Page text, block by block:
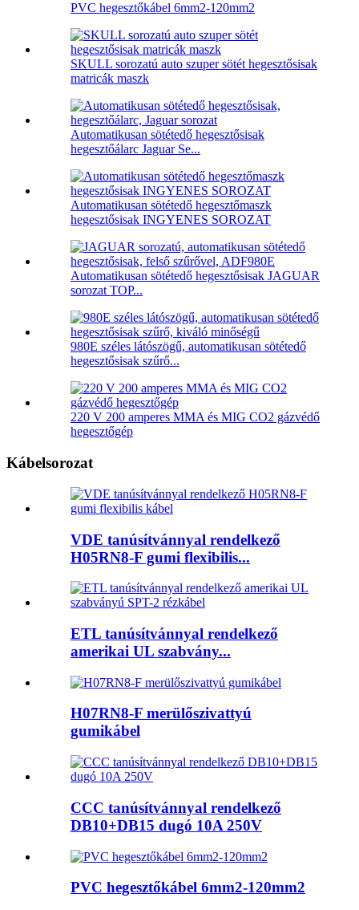
PVC hegesztőkábel 6mm2-120mm2
SKULL sorozatú auto szuper sötét hegesztősisak
matricák maszk
Automatikusan sötétedő hegesztősisak
hegesztőálarc Jaguar Se...
Automatikusan sötétedő hegesztőmaszk
hegesztősisak INGYENES SOROZAT
Automatikusan sötétedő hegesztősisak JAGUAR
sorozat TOP...
980E széles látószögű, automatikusan sötétedő
hegesztősisak szűrő...
220 V 200 amperes MMA és MIG CO2 gázvédő
hegesztőgép
Kábelsorozat
VDE tanúsítvánnyal rendelkező
H05RN8-F gumi flexibilis...
ETL tanúsítvánnyal rendelkező
amerikai UL szabvány...
H07RN8-F merülőszivattyú
gumikábel
CCC tanúsítvánnyal rendelkező
DB10+DB15 dugó 10A 250V
PVC hegesztőkábel 6mm2-120mm2